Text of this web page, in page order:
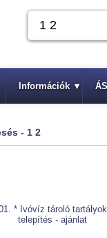
Információk ▾
- 1 2